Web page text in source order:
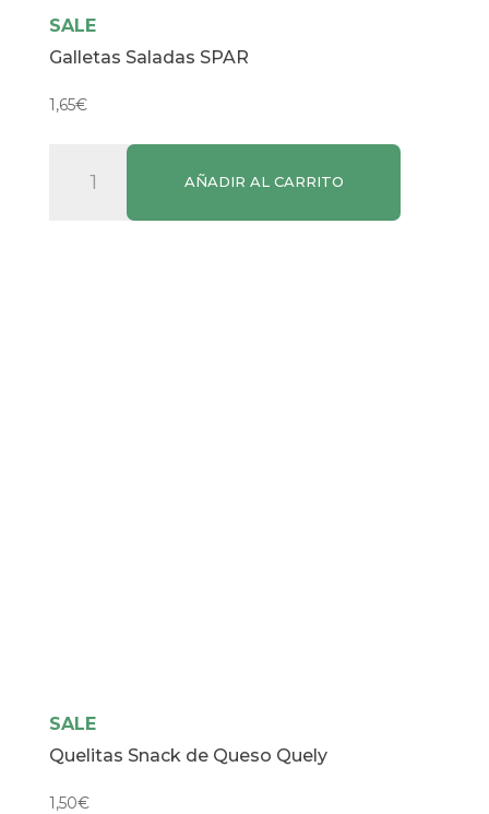
SALE
Galletas Saladas SPAR
1,65€
Saladas
AÑADIR AL CARRITO
SALE
Quelitas Snack de Queso Quely
1,50€